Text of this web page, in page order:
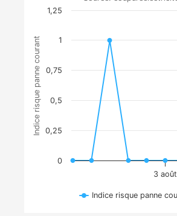
Indice risque panne courant
3 août
0
0,25
0,5
0,75
1
1,25
Indice risque panne